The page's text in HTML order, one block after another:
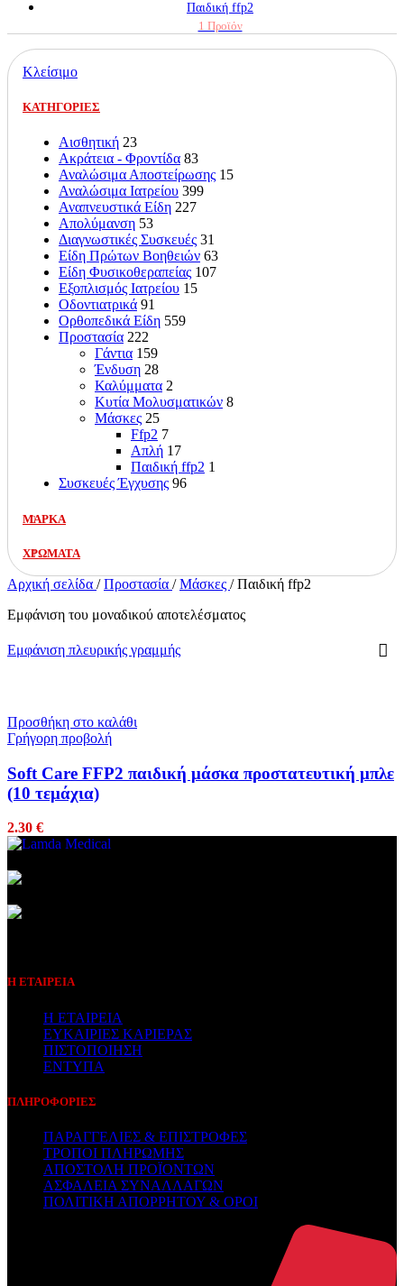
Παιδική ffp2
1 Προϊόν
Κλείσιμο
ΚΑΤΗΓΟΡΙΕΣ
Αισθητική 23
Ακράτεια - Φροντίδα 83
Αναλώσιμα Αποστείρωσης 15
Αναλώσιμα Ιατρείου 399
Αναπνευστικά Είδη 227
Απολύμανση 53
Διαγνωστικές Συσκευές 31
Είδη Πρώτων Βοηθειών 63
Είδη Φυσικοθεραπείας 107
Εξοπλισμός Ιατρείου 15
Οδοντιατρικά 91
Ορθοπεδικά Είδη 559
Προστασία 222
Γάντια 159
Ένδυση 28
Καλύμματα 2
Κυτία Μολυσματικών 8
Μάσκες 25
Ffp2 7
Απλή 17
Παιδική ffp2 1
Συσκευές Έγχυσης 96
ΜΑΡΚΑ
ΧΡΩΜΑΤΑ
Αρχική σελίδα / Προστασία / Μάσκες / Παιδική ffp2
Εμφάνιση του μοναδικού αποτελέσματος
Εμφάνιση πλευρικής γραμμής
Προσθήκη στο καλάθι
Γρήγορη προβολή
Soft Care FFP2 παιδική μάσκα προστατευτική μπλε
(10 τεμάχια)
2.30 €
Η ΕΤΑΙΡΕΙΑ
Η ΕΤΑΙΡΕΙΑ
ΕΥΚΑΙΡΙΕΣ ΚΑΡΙΕΡΑΣ
ΠΙΣΤΟΠΟΙΗΣΗ
ΕΝΤΥΠΑ
ΠΛΗΡΟΦΟΡΙΕΣ
ΠΑΡΑΓΓΕΛΙΕΣ & ΕΠΙΣΤΡΟΦΕΣ
ΤΡΟΠΟΙ ΠΛΗΡΩΜΗΣ
ΑΠΟΣΤΟΛΗ ΠΡΟΪΟΝΤΩΝ
ΑΣΦΑΛΕΙΑ ΣΥΝΑΛΛΑΓΩΝ
ΠΟΛΙΤΙΚΗ ΑΠΟΡΡΗΤΟΥ & ΟΡΟΙ